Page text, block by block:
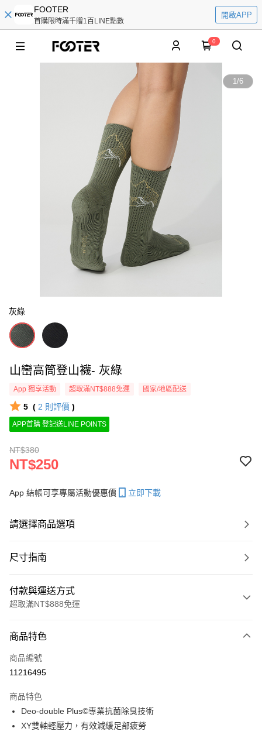
FOOTER
首購限時滿千贈1百LINE點數
開啟APP
0
1/6
灰綠
山巒高筒登山襪- 灰綠
App 獨享活動 超取滿NT$888免運 國家/地區配送
5 ( 2 則評價 )
APP首購 登記送LINE POINTS
NT$380
NT$250
App 結帳可享專屬活動優惠價 立即下載
請選擇商品選項
尺寸指南
付款與運送方式
超取滿NT$888免運
信用卡一次付款
超商取貨付款
Apple Pay
ATM付款
商品特色
商品編號
11216495
商品特色
Deo-double Plus©專業抗菌除臭技術
XY雙軸輕壓力，有效減緩足部疲勞